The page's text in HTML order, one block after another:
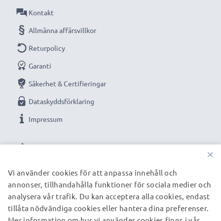
Teknisk data:
Ingång / Input: 100V - 250V
Anslutning 1: Micro USB
Utgångsspänning / Output Volt: 5V
Strömstyrka / Output ampere: 1A / 1000mA
36 månaders garanti!
VÅRA BETALNINGSALTERNATIV
Kontakt
Allmänna affärsvillkor
Returpolicy
Garanti
Säkerhet & Certifieringar
Dataskyddsförklaring
Impressum
VÅRA FRAKTPARTNERS
×
Vi använder cookies för att anpassa innehåll och
annonser, tillhandahålla funktioner för sociala medier och
analysera vår trafik. Du kan acceptera alla cookies, endast
tillåta nödvändiga cookies eller hantera dina preferenser.